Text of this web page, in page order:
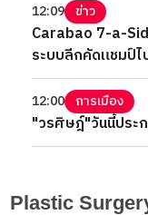
12:09 ข่าว
Carabao 7-a-
ระบบลีกคัดแชมป์
12:00 การเมือง
"วรศิษฎ์"วันนี้ประ